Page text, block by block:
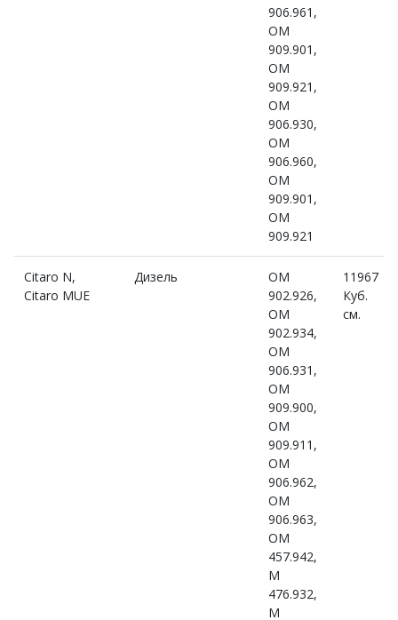
906.961,
OM
909.901,
OM
909.921,
OM
906.930,
OM
906.960,
OM
909.901,
OM
909.921
Citaro N,
Citaro MUE
Дизель
OM
902.926,
OM
902.934,
OM
906.931,
OM
909.900,
OM
909.911,
OM
906.962,
OM
906.963,
OM
457.942,
M
476.932,
M
11967
Куб.
см.